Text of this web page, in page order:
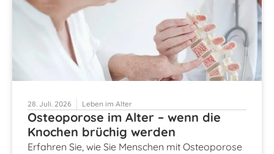
28. Juli. 2026 Leben im Alter
Osteoporose im Alter – wenn die
Knochen brüchig werden
Erfahren Sie, wie Sie Menschen mit Osteoporose